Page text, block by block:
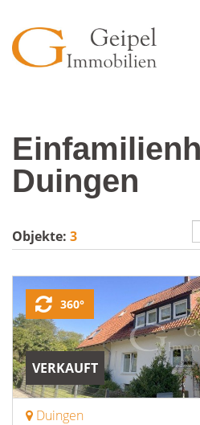
Duingen
Objekte: 3
VERKAUFT
360°
Duingen